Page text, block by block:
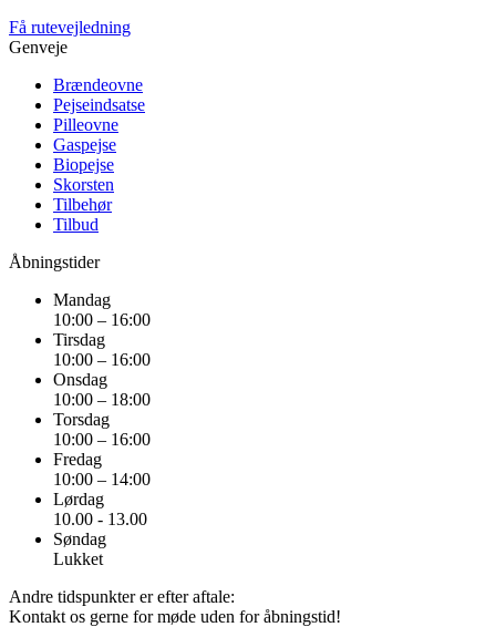
Få rutevejledning
Genveje
Brændeovne
Pejseindsatse
Pilleovne
Gaspejse
Biopejse
Skorsten
Tilbehør
Tilbud
Åbningstider
Mandag
10:00 – 16:00
Tirsdag
10:00 – 16:00
Onsdag
10:00 – 18:00
Torsdag
10:00 – 16:00
Fredag
10:00 – 14:00
Lørdag
10.00 - 13.00
Søndag
Lukket
Andre tidspunkter er efter aftale:
Kontakt os gerne for møde uden for åbningstid!